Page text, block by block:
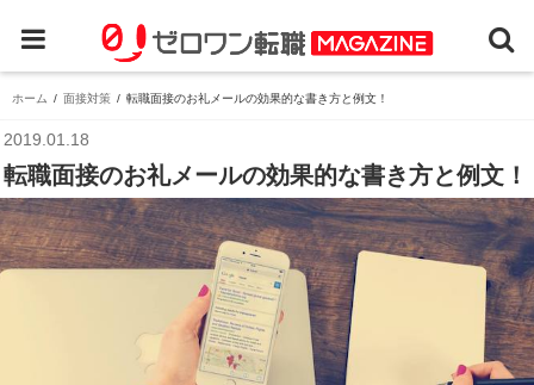
ホーム 面接対策 転職面接のお礼メールの効果的な書き方と例文！
2019.01.18
転職面接のお礼メールの効果的な書き方と例文！